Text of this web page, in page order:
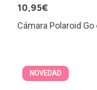
10,95€
Cámara Polaroid
NOVEDAD